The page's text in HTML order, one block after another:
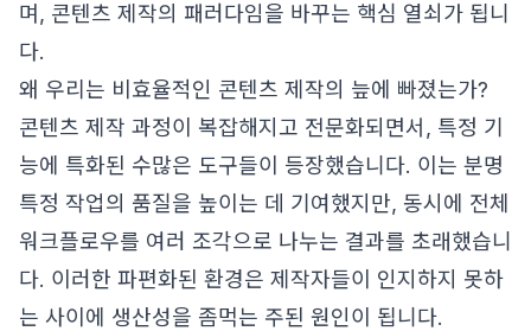
며, 콘텐츠 제작의 패러다임을 바꾸는 핵심 열쇠가 됩니
다.
왜 우리는 비효율적인 콘텐츠 제작의 늪에 빠졌는가?
콘텐츠 제작 과정이 복잡해지고 전문화되면서, 특정 기
능에 특화된 수많은 도구들이 등장했습니다. 이는 분명
특정 작업의 품질을 높이는 데 기여했지만, 동시에 전체
워크플로우를 여러 조각으로 나누는 결과를 초래했습니
다. 이러한 파편화된 환경은 제작자들이 인지하지 못하
는 사이에 생산성을 좀먹는 주된 원인이 됩니다.